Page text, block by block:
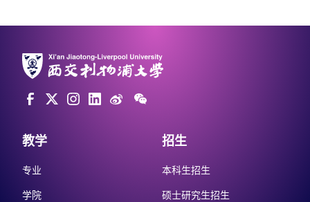
教学
专业
学院
招生
本科生招生
硕士研究生招生